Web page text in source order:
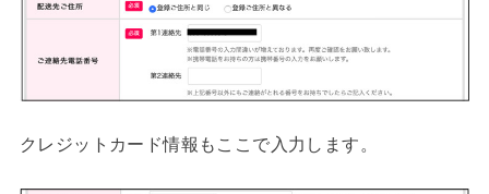
クレジットカード情報もここで入力します。